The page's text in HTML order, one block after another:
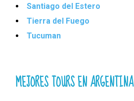
Santiago del Estero
Tierra del Fuego
Tucuman
MEJORES TOURS EN ARGENTINA